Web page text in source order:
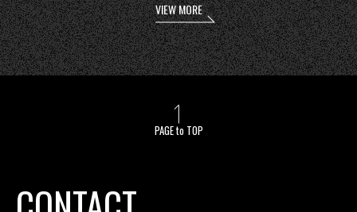
VIEW MORE
PAGE to TOP